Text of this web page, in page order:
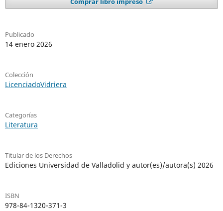
Publicado
14 enero 2026
Colección
LicenciadoVidriera
Categorías
Literatura
Titular de los Derechos
Ediciones Universidad de Valladolid y autor(es)/autora(s) 2026
ISBN
978-84-1320-371-3